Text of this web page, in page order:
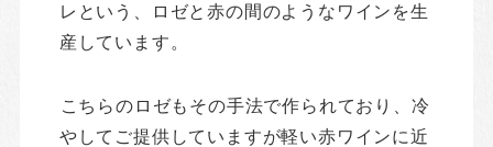
レという、ロゼと赤の間のようなワインを生
産しています。
こちらのロゼもその手法で作られており、冷
やしてご提供していますが軽い赤ワインに近